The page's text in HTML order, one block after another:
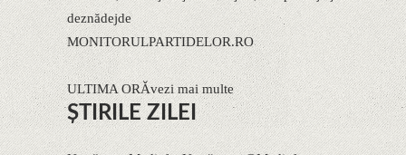
deznădejde
MONITORULPARTIDELOR.RO
ULTIMA ORǍvezi mai multe
ŞTIRILE ZILEI